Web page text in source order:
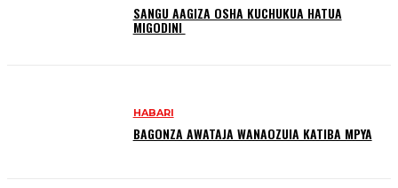
SANGU AAGIZA OSHA KUCHUKUA HATUA
MIGODINI ‎
HABARI
BAGONZA AWATAJA WANAOZUIA KATIBA MPYA